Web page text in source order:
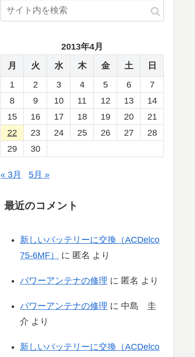
2013年4月
月
火 水 木 金 土
日
1
2 3 4 5 6
7
8
9 10 11 12 13
14
15
16 17 18 19 20
21
22
23 24 25 26 27
28
29
30
« 3月 5月 »
最近のコメント
新しいバッテリーに交換（ACDelco
75-6MF）
に 匿名 より
パワーアンテナの修理 に 匿名 より
パワーアンテナの修理 に 中島 圭
介 より
新しいバッテリーに交換（ACDelco